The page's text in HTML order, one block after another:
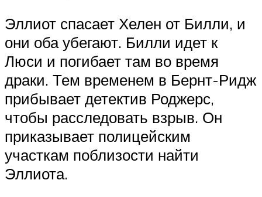
Эллиот спасает Хелен от Билли, и
они оба убегают. Билли идет к
Люси и погибает там во время
драки. Тем временем в Бернт-Ридж
прибывает детектив Роджерс,
чтобы расследовать взрыв. Он
приказывает полицейским
участкам поблизости найти
Эллиота.